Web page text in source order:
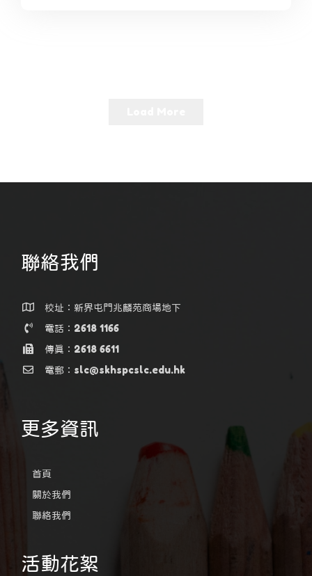
聯絡我們
校址：新界屯門兆麟苑商場地下
電話：2618 1166
傳真：2618 6611
電郵：slc@skhspcslc.edu.hk
更多資訊
首頁
關於我們
聯絡我們
活動花絮